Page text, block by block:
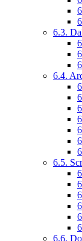
6.3.
6.4.
6.5.
6.6.